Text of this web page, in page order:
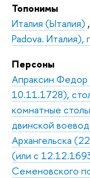
Топонимы
Италия (Ыталия) ,
Padova. Италия),
Персоны
Апраксин
10.11.1728),
комнатные
двинской
Архангельска
(или с
Семеновского